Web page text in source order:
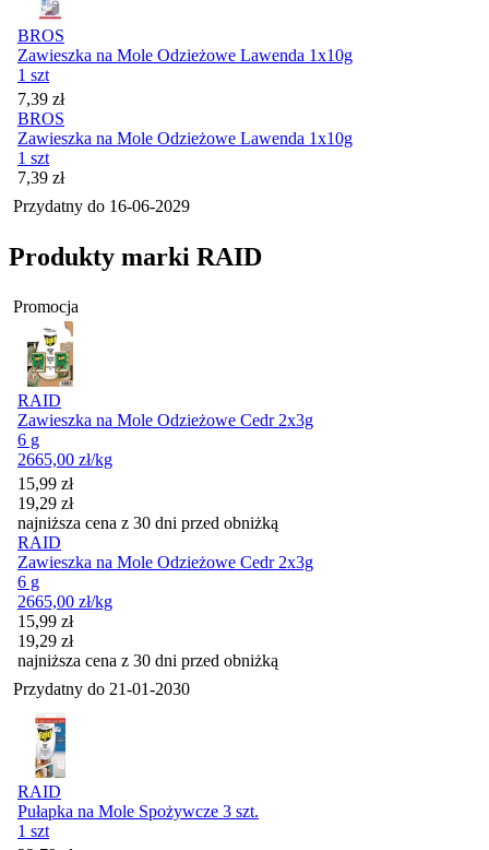
BROS
Zawieszka na Mole Odzieżowe Lawenda 1x10g
1 szt
Cena
7,39 zł
BROS
Zawieszka na Mole Odzieżowe Lawenda 1x10g
1 szt
Cena
7,39 zł
Przydatny do 16-06-2029
Produkty marki RAID
Promocja
RAID
Zawieszka na Mole Odzieżowe Cedr 2x3g
6 g
2665,00 zł/kg
Cena promocyjna
15,99 zł
19,29 zł
najniższa cena z 30 dni przed obniżką
RAID
Zawieszka na Mole Odzieżowe Cedr 2x3g
6 g
2665,00 zł/kg
Cena promocyjna
15,99 zł
19,29 zł
najniższa cena z 30 dni przed obniżką
Przydatny do 21-01-2030
RAID
Pułapka na Mole Spożywcze 3 szt.
1 szt